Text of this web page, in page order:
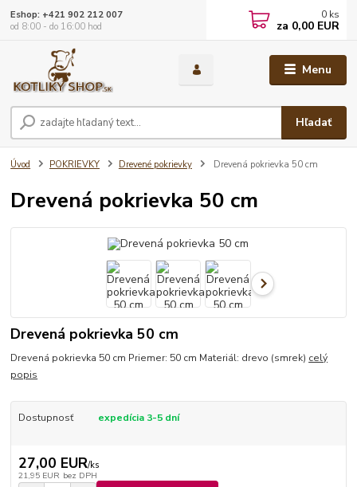
Menu
Hľadať
Eshop: +421 902 212 007
od 8:00 - do 16:00 hod
0 ks
za 0,00 EUR
Úvod POKRIEVKY Drevené pokrievky Drevená pokrievka 50 cm
Drevená pokrievka 50 cm
Drevená pokrievka 50 cm
Drevená pokrievka 50 cm Priemer: 50 cm Materiál: drevo (smrek) celý
popis
Dostupnosť expedícia 3-5 dní
27,00 EUR/ks
21,95 EUR bez DPH